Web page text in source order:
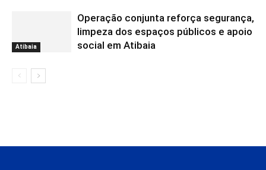
Atibaia
Operação conjunta reforça segurança,
limpeza dos espaços públicos e apoio
social em Atibaia